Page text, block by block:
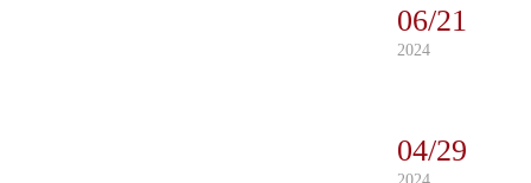
06/21
2024
04/29